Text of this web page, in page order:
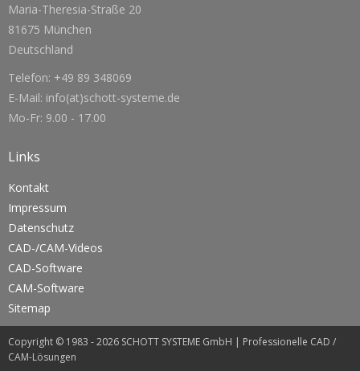
Maria-Theresia-Straße 20
81675 München
Deutschland
Telefon: +49 89 348069
E-Mail: info(at)schott-systeme.de
Mo-Fr: 9.00 - 17.00
Links
Kontakt
Impressum
Datenschutz
CAD-/CAM-Videos
CAD-Software
CAM-Software
Sitemap
Copyright © 1983 - 2026 SCHOTT SYSTEME GmbH | Professionelle CAD /
CAM-Lösungen